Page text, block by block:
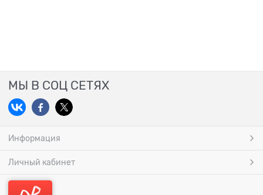
МЫ В СОЦ СЕТЯХ
Информация
Личный кабинет